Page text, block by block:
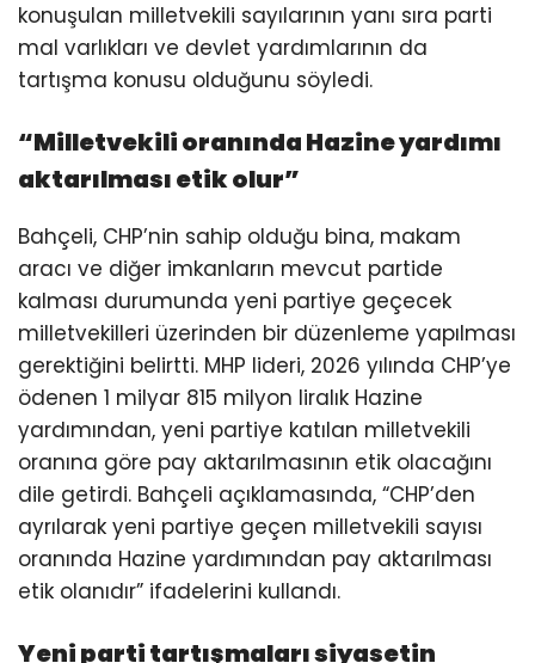
konuşulan milletvekili sayılarının yanı sıra parti
mal varlıkları ve devlet yardımlarının da
tartışma konusu olduğunu söyledi.
“Milletvekili oranında Hazine yardımı
aktarılması etik olur”
Bahçeli, CHP’nin sahip olduğu bina, makam
aracı ve diğer imkanların mevcut partide
kalması durumunda yeni partiye geçecek
milletvekilleri üzerinden bir düzenleme yapılması
gerektiğini belirtti. MHP lideri, 2026 yılında CHP’ye
ödenen 1 milyar 815 milyon liralık Hazine
yardımından, yeni partiye katılan milletvekili
oranına göre pay aktarılmasının etik olacağını
dile getirdi. Bahçeli açıklamasında, “CHP’den
ayrılarak yeni partiye geçen milletvekili sayısı
oranında Hazine yardımından pay aktarılması
etik olanıdır” ifadelerini kullandı.
Yeni parti tartışmaları siyasetin